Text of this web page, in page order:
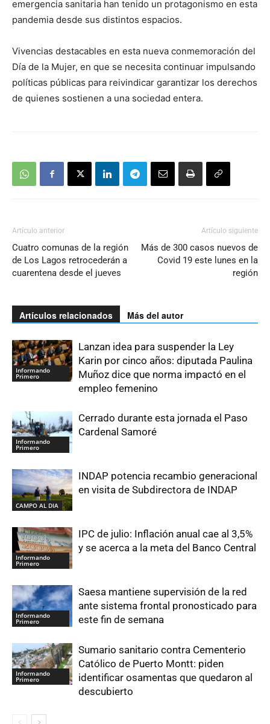
emergencia sanitaria han tenido un protagonismo en esta
pandemia desde sus distintos espacios.
Vivencias destacables en esta nueva conmemoración del
Día de la Mujer, en que se necesita continuar impulsando
políticas públicas para reivindicar garantizar los derechos
de quienes sostienen a una sociedad entera.
Artículo anterior
Cuatro comunas de la región
de Los Lagos retrocederán a
cuarentena desde el jueves
Artículo siguiente
Más de 300 casos nuevos de
Covid 19 este lunes en la
región
Artículos relacionados Más del autor
Informando
Primero
Lanzan idea para suspender la Ley
Karin por cinco años: diputada Paulina
Muñoz dice que norma impactó en el
empleo femenino
Informando
Primero
Cerrado durante esta jornada el Paso
Cardenal Samoré
CAMPO AL DIA
INDAP potencia recambio generacional
en visita de Subdirectora de INDAP
Informando
Primero
IPC de julio: Inflación anual cae al 3,5%
y se acerca a la meta del Banco Central
Informando
Primero
Saesa mantiene supervisión de la red
ante sistema frontal pronosticado para
este fin de semana
Informando
Primero
Sumario sanitario contra Cementerio
Católico de Puerto Montt: piden
identificar osamentas que quedaron al
descubierto